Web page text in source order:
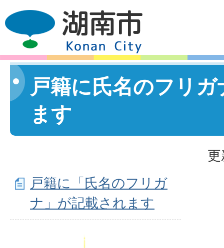
戸籍に氏名のフリ
ます
戸籍に「氏名のフリガ
ナ」が記載されます